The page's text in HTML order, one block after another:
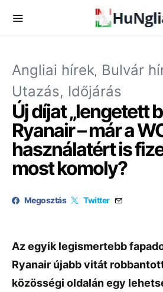
Angliai hírek Bulvár
Utazás, Időjárás
Új díjat „lengetett
Ryanair – már a
használatért is
most komoly?
Megosztás Twitter
Az egyik legismertebb
Ryanair újabb vitát
közösségi oldalán egy